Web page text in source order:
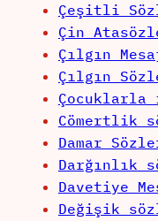
Çeşitli
Çin
Çılgın
Çılgın
Cömertlik
Damar
Darğınlık
Davetiye
Değişik